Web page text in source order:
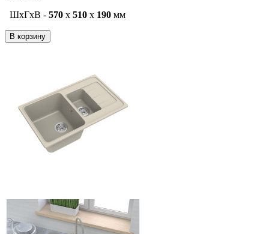
ШxГxВ - 570 x 510 x 190 мм
В корзину